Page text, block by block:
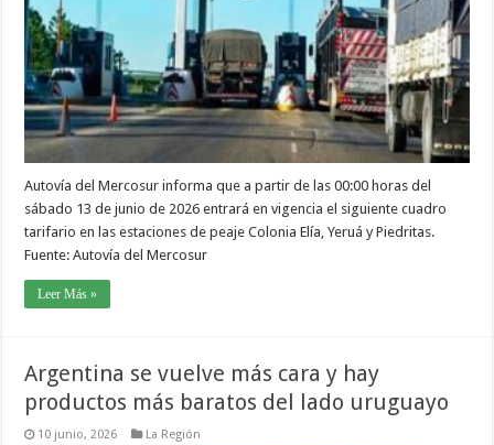
Autovía del Mercosur informa que a partir de las 00:00 horas del
sábado 13 de junio de 2026 entrará en vigencia el siguiente cuadro
tarifario en las estaciones de peaje Colonia Elía, Yeruá y Piedritas.
Fuente: Autovía del Mercosur
Leer Más »
Argentina se vuelve más cara y hay
productos más baratos del lado uruguayo
10 junio, 2026 La Región